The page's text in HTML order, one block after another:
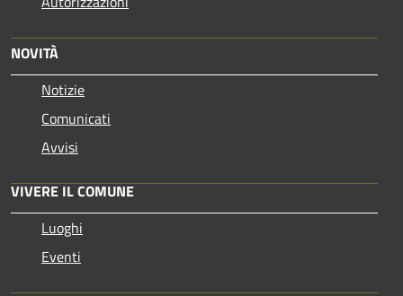
NOVITÀ
Notizie
Comunicati
Avvisi
VIVERE IL COMUNE
Luoghi
Eventi